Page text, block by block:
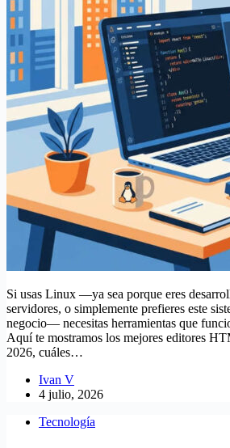
Si usas Linux —ya sea porque eres
servidores, o simplemente prefieres este
negocio— necesitas herramientas que
Aquí te mostramos los mejores editores
2026, cuáles…
Ivan V
4 julio, 2026
Tecnología